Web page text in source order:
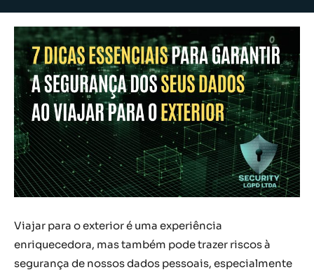
Viajar para o exterior é uma experiência
enriquecedora, mas também pode trazer riscos à
segurança de nossos dados pessoais, especialmente